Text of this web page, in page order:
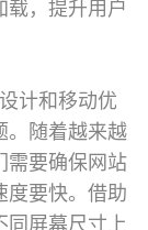
载，提升用户
计和移动优
。随着越来越
需要确保网站
度要快。借助
同屏幕尺寸上